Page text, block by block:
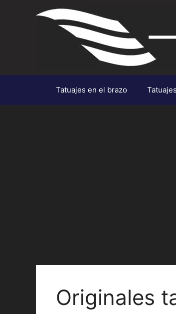
Tatuajes en el brazo
Originales